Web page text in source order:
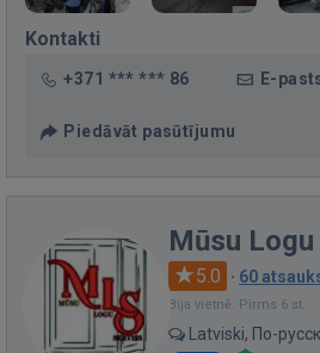
Kontakti
+371 *** *** 86 E-
Piedāvāt pasūtījumu
Mūsu
5.0 · 60
Bija vietnē: Pirms 6 st.
Latviski, По-